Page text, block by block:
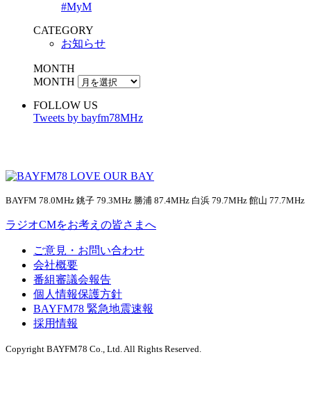
#MyM
CATEGORY
お知らせ
MONTH
MONTH
FOLLOW US
Tweets by bayfm78MHz
BAYFM 78.0MHz 銚子 79.3MHz 勝浦 87.4MHz 白浜 79.7MHz 館山 77.7MHz
ラジオCMをお考えの皆さまへ
ご意見・お問い合わせ
会社概要
番組審議会報告
個人情報保護方針
BAYFM78 緊急地震速報
採用情報
Copyright BAYFM78 Co., Ltd. All Rights Reserved.